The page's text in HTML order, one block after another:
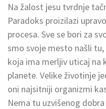
Na žalost jesu tvrdnje
Paradoks proizilazi
procesa. Sve se bori za
smo svoje mesto našli
koja ima merljiv uticaj na
planete. Velike životinje
oni najsitniji organizmi
Nema tu uzvišenog